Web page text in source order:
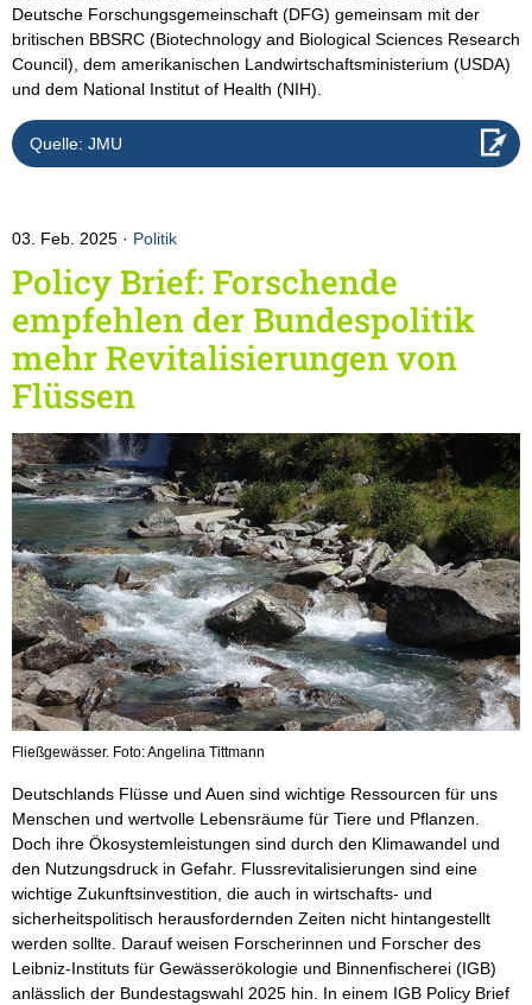
Deutsche Forschungsgemeinschaft (DFG) gemeinsam mit der
britischen BBSRC (Biotechnology and Biological Sciences Research
Council), dem amerikanischen Landwirtschaftsministerium (USDA)
und dem National Institut of Health (NIH).
Quelle: JMU
03. Feb. 2025 Politik
Policy Brief: Forschende
empfehlen der Bundespolitik
mehr Revitalisierungen von
Flüssen
Fließgewässer. Foto: Angelina Tittmann
Deutschlands Flüsse und Auen sind wichtige Ressourcen für uns
Menschen und wertvolle Lebensräume für Tiere und Pflanzen.
Doch ihre Ökosystemleistungen sind durch den Klimawandel und
den Nutzungsdruck in Gefahr. Flussrevitalisierungen sind eine
wichtige Zukunftsinvestition, die auch in wirtschafts- und
sicherheitspolitisch herausfordernden Zeiten nicht hintangestellt
werden sollte. Darauf weisen Forscherinnen und Forscher des
Leibniz-Instituts für Gewässerökologie und Binnenfischerei (IGB)
anlässlich der Bundestagswahl 2025 hin. In einem IGB Policy Brief